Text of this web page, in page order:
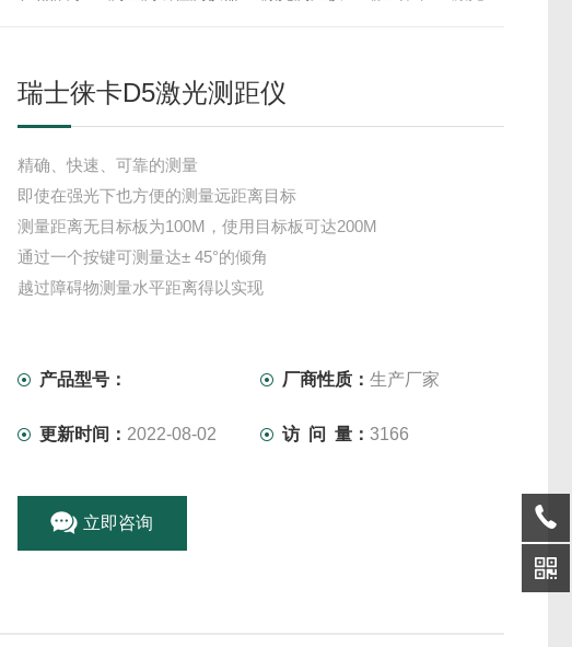
瑞士徕卡D5激光测距仪
精确、快速、可靠的测量
即使在强光下也方便的测量远距离目标
测量距离无目标板为100M，使用目标板可达200M
通过一个按键可测量达± 45°的倾角
越过障碍物测量水平距离得以实现
通过一个按键即可获得附加的测量信息，比如：角度信息等 精确的
产品型号： 厂商性质：生产厂家
更新时间： 2022-08-02 访 问 量：3166
立即咨询